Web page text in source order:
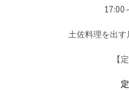
17:00
土佐料理を出す
【